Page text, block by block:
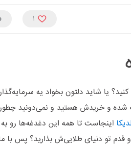
1
یا شاید دلتون بخواد یه
شده و خریدش هستید و نمی‌دونید
کا اینجاست تا همه این دغدغه‌ها رو
قدم تو دنیای طلایی‌ش بذارید؟ پس با